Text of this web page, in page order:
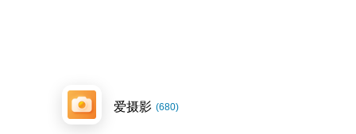
爱摄影 (680)